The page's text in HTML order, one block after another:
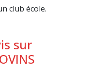
club école.
sur